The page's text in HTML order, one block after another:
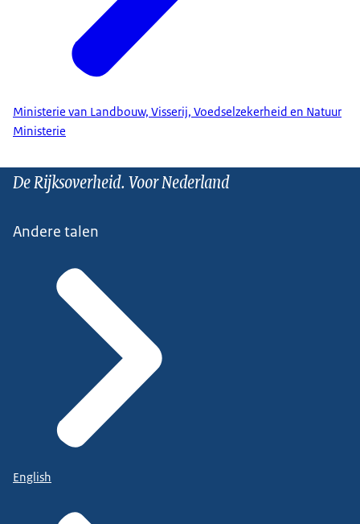
Ministerie van Landbouw, Visserij, Voedselzekerheid en Natuur
Ministerie
De Rijksoverheid. Voor Nederland
Andere talen
English